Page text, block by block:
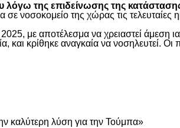
της επιδείνωσης της κατάστασης
νοσοκομείο της χώρας τις
με αποτέλεσμα να χρειαστεί
και κρίθηκε αναγκαία να νοσηλευτεί.
καλύτερη λύση για την Τούμπα»